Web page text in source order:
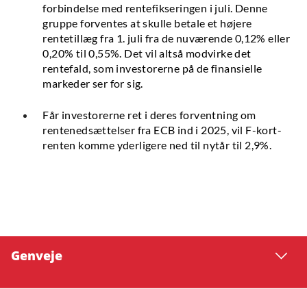
forbindelse med rentefikseringen i juli. Denne
gruppe forventes at skulle betale et højere
rentetillæg fra 1. juli fra de nuværende 0,12% eller
0,20% til 0,55%. Det vil altså modvirke det
rentefald, som investorerne på de finansielle
markeder ser for sig.
Får investorerne ret i deres forventning om
rentenedsættelser fra ECB ind i 2025, vil F-kort-
renten komme yderligere ned til nytår til 2,9%.
Genveje